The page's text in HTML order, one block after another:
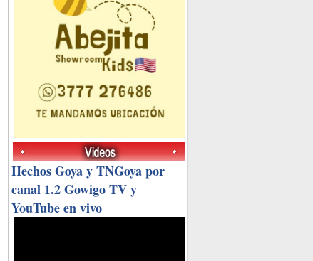
Hechos Goya y TNGoya por
canal 1.2 Gowigo TV y
YouTube en vivo